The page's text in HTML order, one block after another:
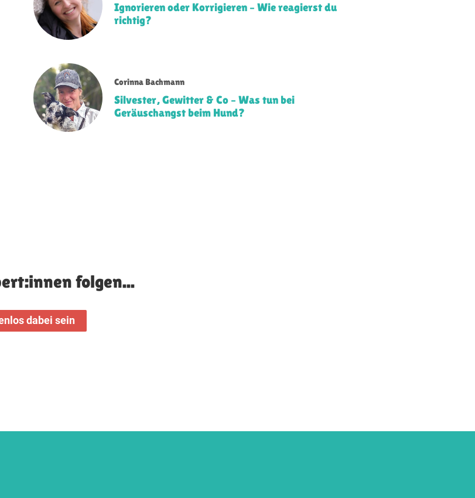
Ignorieren oder Korrigieren – Wie reagierst du
richtig?
Corinna Bachmann
Silvester, Gewitter & Co – Was tun bei
Geräuschangst beim Hund?
folgen...
dabei sein